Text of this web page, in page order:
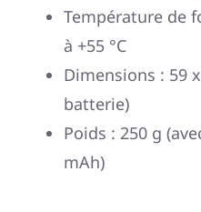
Température de
à +55 °C
Dimensions : 59
batterie)
Poids : 250 g
mAh)